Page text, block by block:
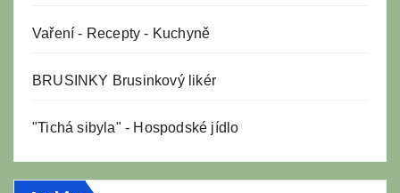
Vaření - Recepty - Kuchyně
BRUSINKY Brusinkový likér
"Tichá sibyla" - Hospodské jídlo